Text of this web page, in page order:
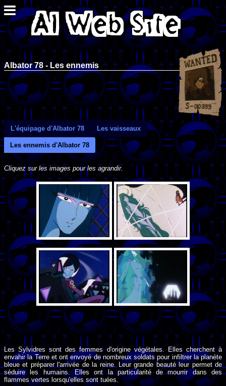
Albator 78 - Les ennemis
L'équipage d'Albator 78 Les vaisseaux
Les ennemis d'Albator 78
Cliquez sur les images pour les agrandir.
Les Sylvidres sont des femmes d'origine végétales. Elles cherchent à
envahir la Terre et ont envoyé de nombreux soldats pour infiltrer la planète
bleue et préparer l'arrivée de la reine. Leur grande beauté leur permet de
séduire les humains. Elles ont la particularité de mourrir dans des
flammes vertes lorsqu'elles sont tuées.